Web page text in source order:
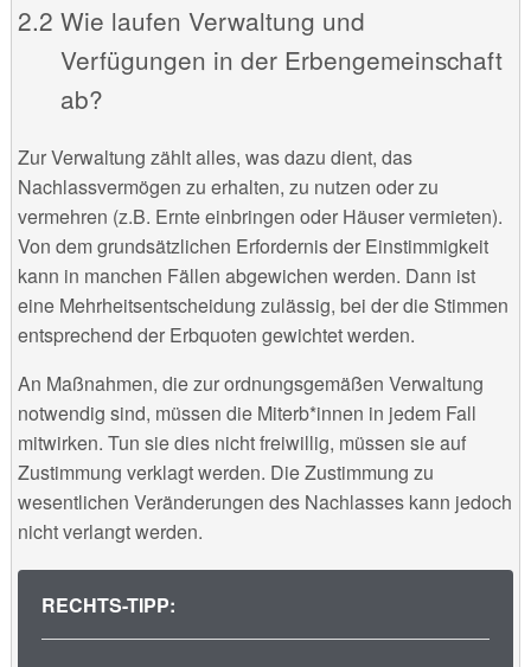
Wie laufen Verwaltung und
Verfügungen in der Erbengemeinschaft
ab?
Zur Verwaltung zählt alles, was dazu dient, das
Nachlassvermögen zu erhalten, zu nutzen oder zu
vermehren (z.B. Ernte einbringen oder Häuser vermieten).
Von dem grundsätzlichen Erfordernis der Einstimmigkeit
kann in manchen Fällen abgewichen werden. Dann ist
eine Mehrheitsentscheidung zulässig, bei der die Stimmen
entsprechend der Erbquoten gewichtet werden.
An Maßnahmen, die zur ordnungsgemäßen Verwaltung
notwendig sind, müssen die Miterb*innen in jedem Fall
mitwirken. Tun sie dies nicht freiwillig, müssen sie auf
Zustimmung verklagt werden. Die Zustimmung zu
wesentlichen Veränderungen des Nachlasses kann jedoch
nicht verlangt werden.
RECHTS-TIPP: